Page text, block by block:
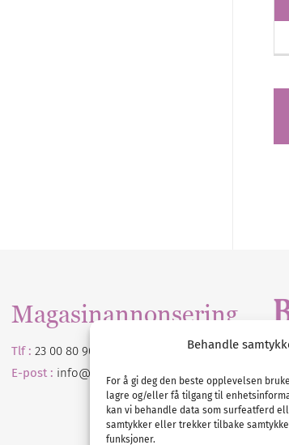
Behandle
For å gi deg den beste opplevelsen
lagre og/eller få tilgang til
kan vi behandle data som surfeatferd
samtykker eller trekker tilbake
funksjoner.
Magasinannonsering
Tlf : 23 00 80 90
E-post : info@ nordicbridalmedia
E-
©